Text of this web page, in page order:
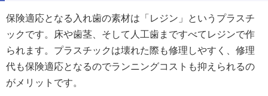
保険適応となる入れ歯の素材は「レジン」というプラスチ
ックです。床や歯茎、そして人工歯まですべてレジンで作
られます。プラスチックは壊れた際も修理しやすく、修理
代も保険適応となるのでランニングコストも抑えられるの
がメリットです。